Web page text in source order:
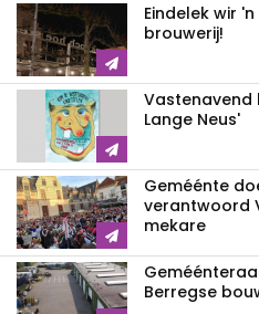
Eindelek wir
brouwerij!
Vastenavend
Lange Neus'
Geméénte
verantwoord
mekare
Berregse